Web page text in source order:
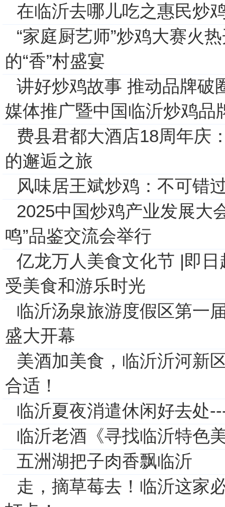
在临沂去哪儿吃之惠民炒
“家庭厨艺师”炒鸡大赛火
的“香”村盛宴
讲好炒鸡故事 推动品牌破
媒体推广暨中国临沂炒鸡品
费县君都大酒店18周年庆
的邂逅之旅
风味居王斌炒鸡：不可错
2025中国炒鸡产业发展大
鸣”品鉴交流会举行
亿龙万人美食文化节 |即
受美食和游乐时光
临沂汤泉旅游度假区第一
盛大开幕
美酒加美食，临沂沂河新
合适！
临沂夏夜消遣休闲好去处
临沂老酒《寻找临沂特色
五洲湖把子肉香飘临沂
走，摘草莓去！临沂这家